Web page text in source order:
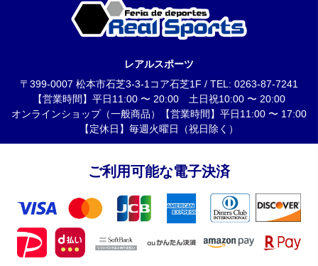
レアルスポーツ
〒399-0007 松本市石芝3-3-1コア石芝1F / TEL: 0263-87-7241
【営業時間】平日11:00 〜 20:00 土日祝10:00 〜 20:00
オンラインショップ（一般商品）【営業時間】平日11:00 〜 17:00
【定休日】毎週火曜日（祝日除く）
ご利用可能な電子決済